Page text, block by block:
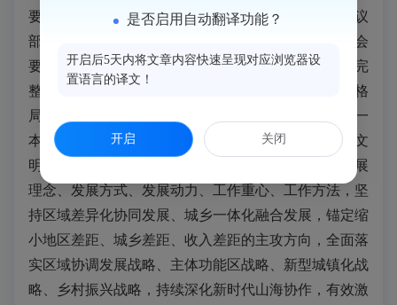
要讲话重要指示批示精神，认真贯彻中央城市工作会议
部署，落实省委十一届八次全会、市委十二届九次全会
要求，坚持稳中求进工作总基调，立足新发展阶段，完
整准确全面贯彻新发展理念，积极服务和融入新发展格
局，紧扣推动高质量发展这一首要任务、共同富裕这一
本质要求，准确把握建设创新、宜居、美丽、韧性、文
明、智慧的现代化人民城市的目标定位，转变城市发展
理念、发展方式、发展动力、工作重心、工作方法，坚
持区域差异化协同发展、城乡一体化融合发展，锚定缩
小地区差距、城乡差距、收入差距的主攻方向，全面落
实区域协调发展战略、主体功能区战略、新型城镇化战
略、乡村振兴战略，持续深化新时代山海协作，有效激
是否启用自动翻译功能？
开启后5天内将文章内容快速呈现对应浏览器设
置语言的译文！
开启 关闭